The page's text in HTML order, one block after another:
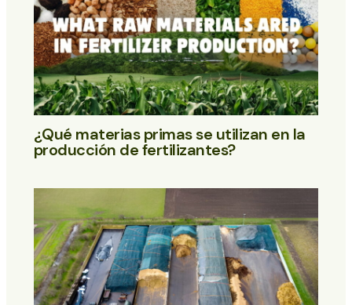
¿Qué materias primas se utilizan en la
producción de fertilizantes?